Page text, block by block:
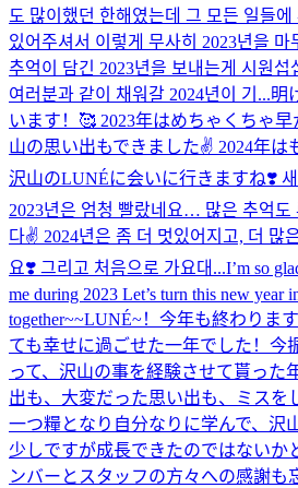
도 많이했던 한해였는데 그 모든 일들에
있어주셔서 이렇게 무사히 2023년을
추억이 담긴 2023년을 보내는게 시원섭
여러분과 같이 채워갈 2024년이 기...明
います！🥰 2023年はめちゃくちゃ
山の思い出もできました✌️ 2024年は
沢山のLUNÉに会いに行きますね❣️
2023년은 엄청 빨랐네요… 많은 추억도
다✌️ 2024년은 좀 더 멋있어지고, 더 많
요❣️ 그리고 처음으로 가요대...I’m so
me during 2023 Let’s turn this new year
together~~LUNÉ~！今年も終わりま
ても幸せに過ごせた一年でした！今
って、沢山の事を経験させて貰った
出も、大変だった思い出も、ミスを
一つ糧となり自分なりに学んで、沢
少しですが成長できたのではないか
ンバーとスタッフの方々への感謝も